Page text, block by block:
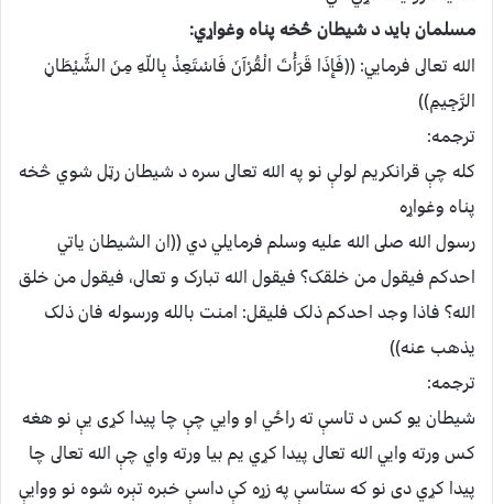
مسلمان بايد د شيطان څخه پناه وغواړي:
الله تعالى فرمايي: ((فَإِذَا قَرَأْتَ الْقُرْآنَ فَاسْتَعِذْ بِاللّهِ مِنَ الشَّيْطَانِ
الرَّجِيمِ))
ترجمه:
كله چې قرانکريم لولې نو په الله تعالى سره د شيطان رټل شوي څخه
پناه وغواړه
رسول الله صلى الله عليه وسلم فرمايلي دي ((ان الشيطان ياتي
احدکم فيقول من خلقک؟ فيقول الله تبارک و تعالى، فيقول من خلق
الله؟ فاذا وجد احدکم ذلک فليقل: امنت بالله ورسوله فان ذلک
يذهب عنه))
ترجمه:
شيطان يو کس د تاسې ته راځي او وايي چې چا پيدا کړى يې نو هغه
کس ورته وايي الله تعالى پيدا کړي يم بيا ورته واي چې الله تعالى چا
پيدا کړي دى نو که ستاسې په زړه کې داسې خبره تېره شوه نو ووايې